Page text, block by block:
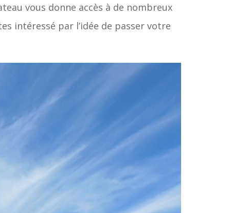
vous donne accès à de nombreux
intéressé par l’idée de passer votre